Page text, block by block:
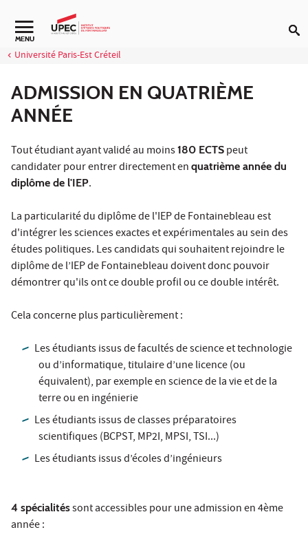
Aller au contenu
Navigation secondaire
MENU
Université Paris-Est Créteil
ADMISSION EN QUATRIÈME
ANNÉE
Tout étudiant ayant validé au moins180 ECTS peut
candidater pour entrer directement en quatrième année du
diplôme de l'IEP.
La particularité du diplôme de l'IEP de Fontainebleau est
d'intégrer les sciences exactes et expérimentales au sein des
études politiques. Les candidats qui souhaitent rejoindre le
diplôme de l’IEP de Fontainebleau doivent donc pouvoir
démontrer qu'ils ont ce double profil ou ce double intérêt.
Cela concerne plus particulièrement :
Les étudiants issus de facultés de science et technologie
ou d’informatique, titulaire d’une licence (ou
équivalent), par exemple en science de la vie et de la
terre ou en ingénierie
Les étudiants issus de classes préparatoires
scientifiques (BCPST, MP2I, MPSI, TSI...)
Les étudiants issus d’écoles d’ingénieurs
4 spécialitéssont accessibles pour une admission en 4ème
année :